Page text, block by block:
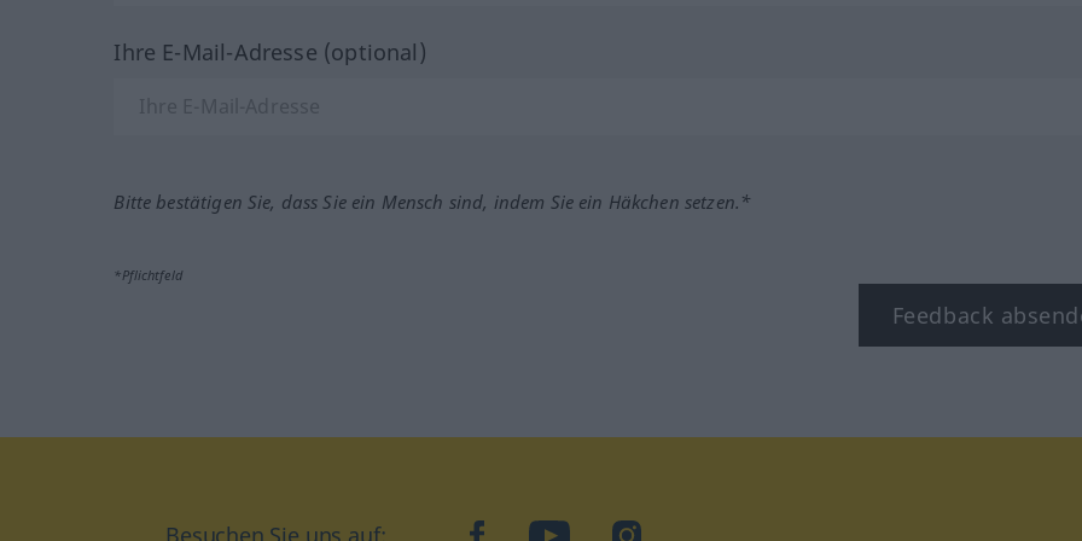
Ihre E-Mail-Adresse (optional)
Bitte bestätigen Sie, dass Sie ein Mensch sind, indem Sie ein Häkchen setzen.*
*Pflichtfeld
Feedback
facebookYouTubeInstagram